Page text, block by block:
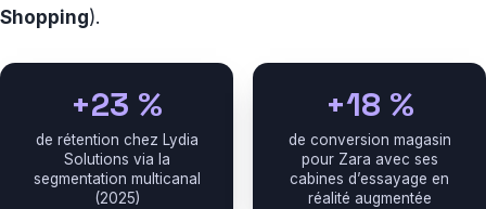
Shopping).
+23 %
de rétention chez Lydia
Solutions via la
segmentation multicanal
(2025)
+18 %
de conversion magasin
pour Zara avec ses
cabines d’essayage en
réalité augmentée